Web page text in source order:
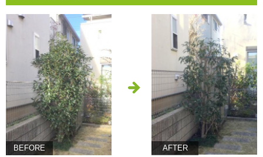
BEFORE AFTER